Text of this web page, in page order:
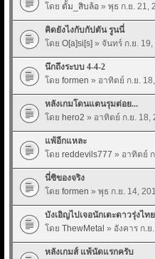
โดย ตั้ม_สิบล้อ » พุธ ก.ย. 21,
คิดยังไงกับกัปตัน รูนนี่
โดย O[a]si[s] » จันทร์ ก.ย. 19,
นึกถึงระบบ 4-4-2
โดย formen » อาทิตย์ ก.ย.
หลังเกมโดนแตนรุมต่อย...
โดย hero2 » อาทิตย์ ก.ย. 18,
แพ้อีกแหละ
โดย reddevils777 » อาทิตย์
นี่ซิของจริง
โดย formen » พุธ ก.ย. 14,
บังเอิญไปเจอนักเตะดาวรุ่งไ
โดย ThewMetal » อังคาร ก.ย
หลังเกมส์ แพ้นัดแรกครับ